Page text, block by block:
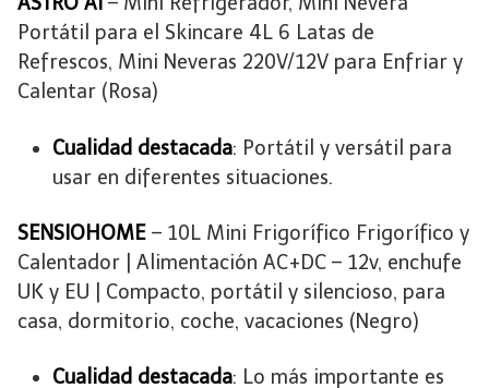
Portátil para el Skincare 4L 6 Latas de
Refrescos, Mini Neveras 220V/12V para Enfriar y
Calentar (Rosa)
Cualidad destacada: Portátil y versátil para
usar en diferentes situaciones.
SENSIOHOME – 10L Mini Frigorífico Frigorífico y
Calentador | Alimentación AC+DC – 12v, enchufe
UK y EU | Compacto, portátil y silencioso, para
casa, dormitorio, coche, vacaciones (Negro)
Cualidad destacada: Lo más importante es